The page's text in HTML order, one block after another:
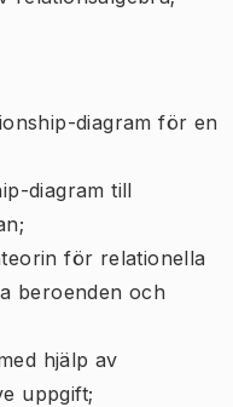
diagram för en
diagram till
för relationella
beroenden och
hjälp av
uppgift;